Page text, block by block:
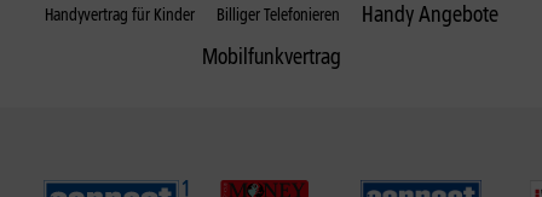
Handyvertrag für Kinder Billiger Telefonieren
Handy Angebote
Mobilfunkvertrag